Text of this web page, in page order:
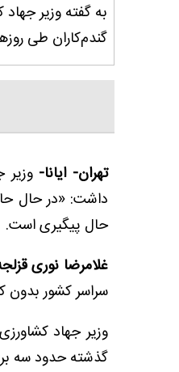
به گفته وزیر
گندم‌‌کاران طی
تهران- ایانا-
حال پیگیری است.
غلامرضا نوری
سراسر کشور بدون
وزیر جهاد
گذشته حدود سه